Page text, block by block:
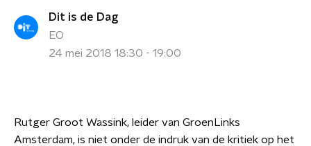
Dit is de Dag
EO
24 mei 2018 18:30 - 19:00
Rutger Groot Wassink, leider van GroenLinks
Amsterdam, is niet onder de indruk van de kritiek op het